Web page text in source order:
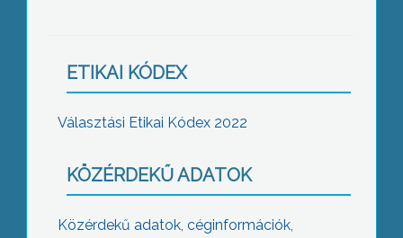
ETIKAI KÓDEX
Választási Etikai Kódex 2022
KÖZÉRDEKŰ ADATOK
Közérdekű adatok, céginformációk,